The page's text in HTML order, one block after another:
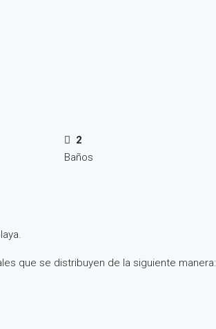
2
Baños
que se distribuyen de la siguiente manera: